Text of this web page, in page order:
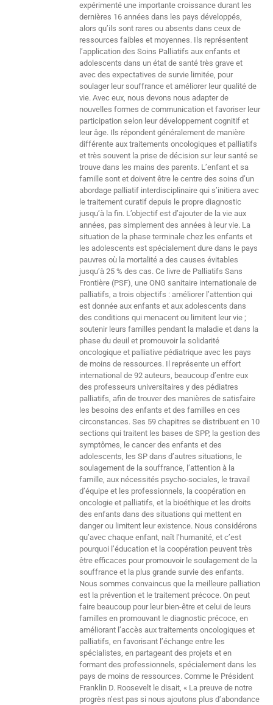
expérimenté une importante croissance durant les
dernières 16 années dans les pays développés,
alors qu’ils sont rares ou absents dans ceux de
ressources faibles et moyennes. Ils représentent
l’application des Soins Palliatifs aux enfants et
adolescents dans un état de santé très grave et
avec des expectatives de survie limitée, pour
soulager leur souffrance et améliorer leur qualité de
vie. Avec eux, nous devons nous adapter de
nouvelles formes de communication et favoriser leur
participation selon leur développement cognitif et
leur âge. Ils répondent généralement de manière
différente aux traitements oncologiques et palliatifs
et très souvent la prise de décision sur leur santé se
trouve dans les mains des parents. L’enfant et sa
famille sont et doivent être le centre des soins d’un
abordage palliatif interdisciplinaire qui s’initiera avec
le traitement curatif depuis le propre diagnostic
jusqu’à la fin. L’objectif est d’ajouter de la vie aux
années, pas simplement des années à leur vie. La
situation de la phase terminale chez les enfants et
les adolescents est spécialement dure dans le pays
pauvres où la mortalité a des causes évitables
jusqu’à 25 % des cas. Ce livre de Palliatifs Sans
Frontière (PSF), une ONG sanitaire internationale de
palliatifs, a trois objectifs : améliorer l’attention qui
est donnée aux enfants et aux adolescents dans
des conditions qui menacent ou limitent leur vie ;
soutenir leurs familles pendant la maladie et dans la
phase du deuil et promouvoir la solidarité
oncologique et palliative pédiatrique avec les pays
de moins de ressources. Il représente un effort
international de 92 auteurs, beaucoup d’entre eux
des professeurs universitaires y des pédiatres
palliatifs, afin de trouver des manières de satisfaire
les besoins des enfants et des familles en ces
circonstances. Ses 59 chapitres se distribuent en 10
sections qui traitent les bases de SPP, la gestion des
symptômes, le cancer des enfants et des
adolescents, les SP dans d’autres situations, le
soulagement de la souffrance, l’attention à la
famille, aux nécessités psycho-sociales, le travail
d’équipe et les professionnels, la coopération en
oncologie et palliatifs, et la bioéthique et les droits
des enfants dans des situations qui mettent en
danger ou limitent leur existence. Nous considérons
qu’avec chaque enfant, naît l’humanité, et c’est
pourquoi l’éducation et la coopération peuvent très
être efficaces pour promouvoir le soulagement de la
souffrance et la plus grande survie des enfants.
Nous sommes convaincus que la meilleure palliation
est la prévention et le traitement précoce. On peut
faire beaucoup pour leur bien-être et celui de leurs
familles en promouvant le diagnostic précoce, en
améliorant l’accès aux traitements oncologiques et
palliatifs, en favorisant l’échange entre les
spécialistes, en partageant des projets et en
formant des professionnels, spécialement dans les
pays de moins de ressources. Comme le Président
Franklin D. Roosevelt le disait, « La preuve de notre
progrès n’est pas si nous ajoutons plus d’abondance